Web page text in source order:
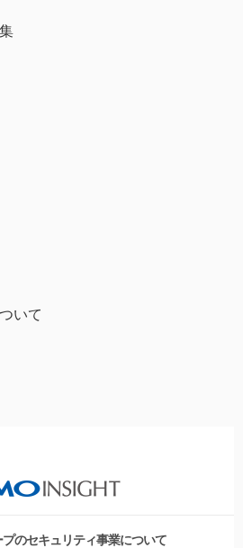
いて
のセキュリティ事業について